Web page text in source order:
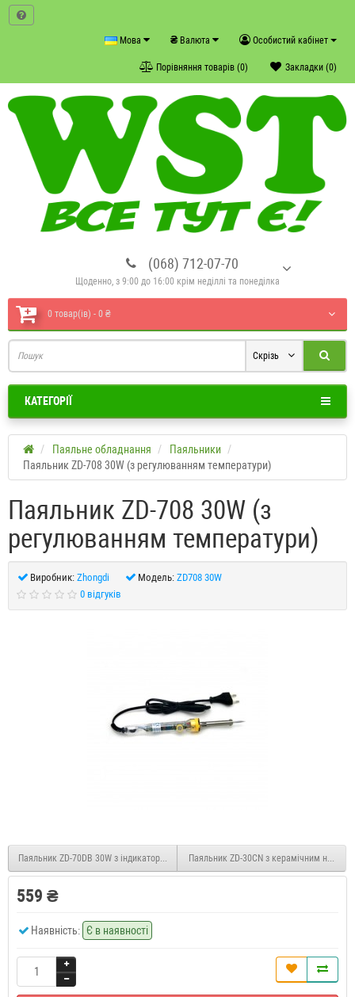
Особистий кабінет
₴ Валюта
Мова
Закладки (0)
Порівняння товарів (0)
(068) 712-07-70
Щоденно, з 9:00 до 16:00 крім неділлі та понеділка
0 товар(ів) - 0 ₴
Скрізь
КАТЕГОРІЇ
Паяльне обладнання
Паяльники
Паяльник ZD-708 30W (з регулюванням температури)
Паяльник ZD-708 30W (з
регулюванням температури)
Виробник: Zhongdi Модель: ZD708 30W
0 відгуків
Паяльник ZD-70DB 30W з індикатором включенняПаяльник ZD-30CN з керамічним
559 ₴
Наявність: Є в наявності